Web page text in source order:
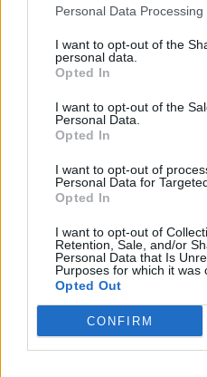
Personal Data
I want to opt-out of the
personal data.
Opted In
I want to opt-out of the
Personal Data.
Opted In
I want to opt-out of
Personal Data for
Opted In
I want to opt-out of
Retention, Sale, and/or
Personal Data that Is
Purposes for which it was
Opted Out
CONFIRM
Sportas
Aiškėja Modesto
Paulausko skulptūros
pastatymo data:
nuomonę apie ją išsakė ir
pats olimpinis čempionas
Sportas
Lietuvos čempionų
klaipėdiečių sveikata
rūpinsis naujas komandos